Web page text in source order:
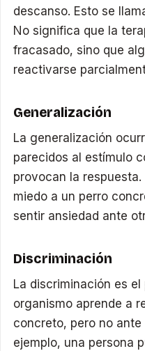
descanso. Esto se
No significa que la
fracasado, sino que
reactivarse
Generalización
La generalización
parecidos al estímulo
provocan la
miedo a un perro
sentir ansiedad ante
Discriminación
La discriminación es el
organismo aprende a
concreto, pero no
ejemplo, una persona